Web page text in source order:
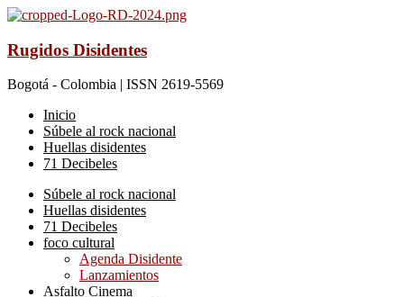
Rugidos Disidentes
Bogotá - Colombia | ISSN 2619-5569
Inicio
Súbele al rock nacional
Huellas disidentes
71 Decibeles
Súbele al rock nacional
Huellas disidentes
71 Decibeles
foco cultural
Agenda Disidente
Lanzamientos
Asfalto Cinema